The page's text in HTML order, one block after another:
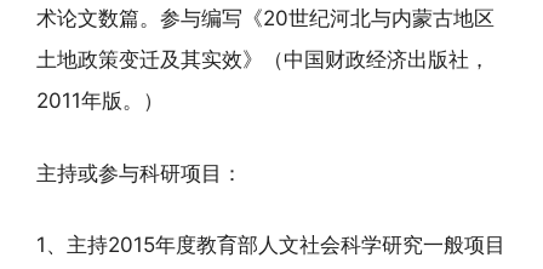
术论文数篇。参与编写《20世纪河北与内蒙古地区
土地政策变迁及其实效》（中国财政经济出版社，
2011年版。）
主持或参与科研项目：
1、主持2015年度教育部人文社会科学研究一般项目